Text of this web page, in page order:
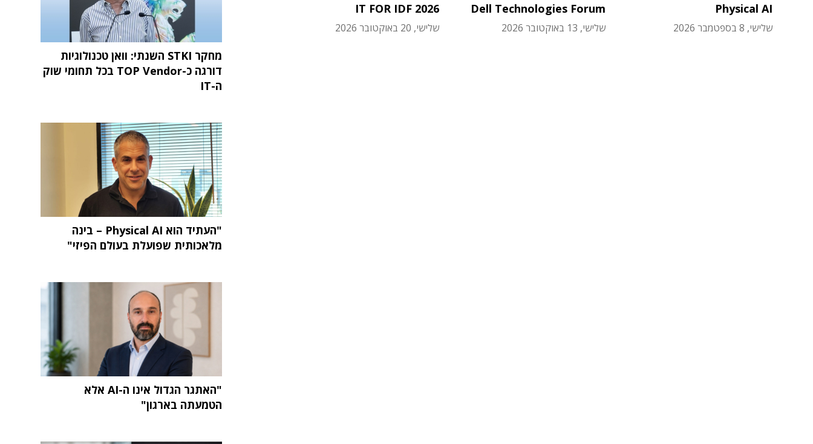
Physical AI
שלישי, 8 בספטמבר 2026
Dell Technologies Forum
שלישי, 13 באוקטובר 2026
IT FOR IDF 2026
שלישי, 20 באוקטובר 2026
מחקר STKI השנתי: וואן טכנולוגיות
דורגה כ-TOP Vendor בכל תחומי שוק
ה-IT
"העתיד הוא Physical AI – בינה
מלאכותית שפועלת בעולם הפיזי"
"האתגר הגדול אינו ה-AI אלא
הטמעתה בארגון"